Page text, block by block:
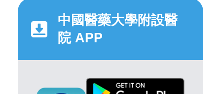
中國醫藥大學附設醫
院 APP